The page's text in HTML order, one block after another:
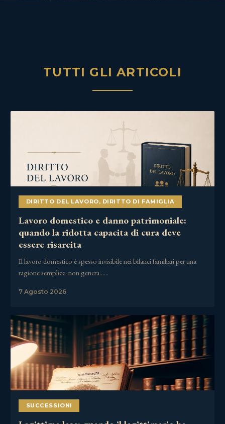
TUTTI GLI ARTICOLI
DIRITTO DEL LAVORO, DIRITTO DI FAMIGLIA
Lavoro domestico e danno patrimoniale:
quando la ridotta capacita di cura deve
essere risarcita
Il lavoro domestico è spesso invisibile nei bilanci familiari per una
ragione semplice: non genera……
7 Agosto 2026
SUCCESSIONI